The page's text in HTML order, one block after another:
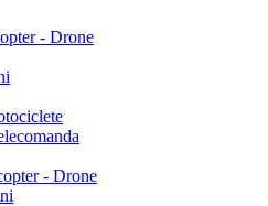
- Drone
- Drone